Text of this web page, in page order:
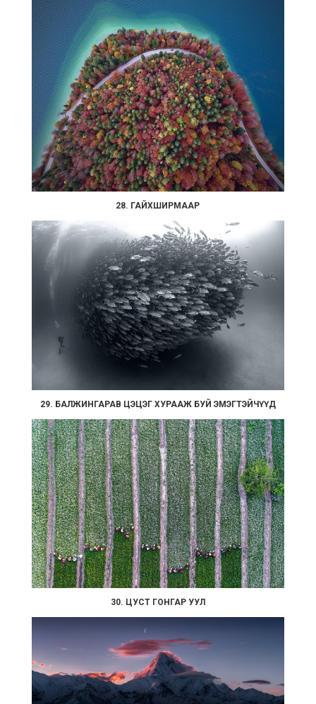
28. ГАЙХШИРМААР
29. БАЛЖИНГАРАВ ЦЭЦЭГ ХУРААЖ БУЙ ЭМЭГТЭЙЧҮҮД
30. ЦУСТ ГОНГАР УУЛ